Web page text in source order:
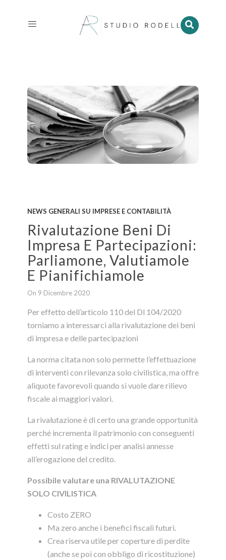
NEWS GENERALI SU IMPRESE E CONTABILITÀ
Rivalutazione Beni Di
Impresa E Partecipazioni:
Parliamone, Valutiamole
E Pianifichiamole
On 9 Dicembre 2020
Per effetto dell’articolo 110 del Dl 104/2020
torniamo a interessarci alla rivalutazione dei beni
di impresa e delle partecipazioni
La norma citata non solo permette l’effettuazione
di interventi con rilevanza solo civilistica, ma offre
aliquote favorevoli quando si vuole dare rilievo
fiscale ai maggiori valori.
La rivalutazione è di certo una grande opportunità
perché incrementa il patrimonio con conseguenti
effetti sul rating e indici per analisi annesse
all’erogazione del credito.
Possibile valutare una RIVALUTAZIONE
SOLO CIVILISTICA
Costo ZERO
Ma zero anche i benefici fiscali futuri.
Crea riserva utile per coperture di perdite
(anche se poi con obbligo di ricostituzione)